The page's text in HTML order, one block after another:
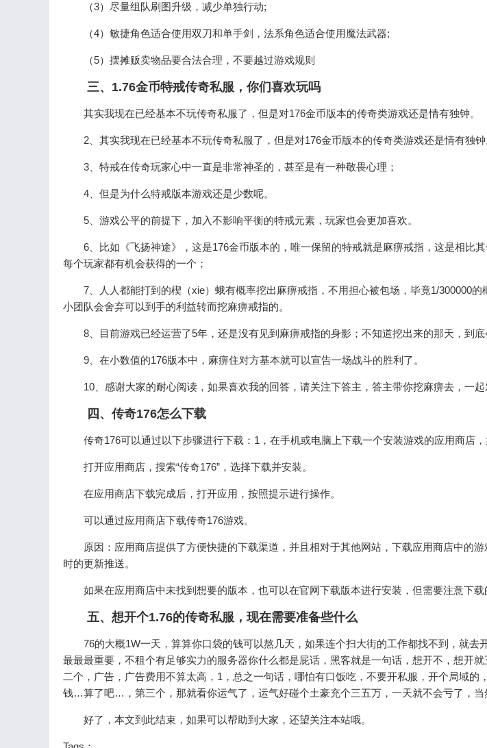
（3）尽量组队刷图升级，减少单独行动;
（4）敏捷角色适合使用双刀和单手剑，法系角色适合使用魔法武器;
（5）摆摊贩卖物品要合法合理，不要越过游戏规则
三、1.76金币特戒传奇私服，你们喜欢玩吗
其实我现在已经基本不玩传奇私服了，但是对176金币版本的传奇类游戏还是情有独钟。
2、其实我现在已经基本不玩传奇私服了，但是对176金币版本的传奇类游戏还是情有独钟
3、特戒在传奇玩家心中一直是非常神圣的，甚至是有一种敬畏心理；
4、但是为什么特戒版本游戏还是少数呢。
5、游戏公平的前提下，加入不影响平衡的特戒元素，玩家也会更加喜欢。
6、比如《飞扬神途》，这是176金币版本的，唯一保留的特戒就是麻痹戒指，这是相比
每个玩家都有机会获得的一个；
7、人人都能打到的楔（xie）蛾有概率挖出麻痹戒指，不用担心被包场，毕竟1/300000
小团队会舍弃可以到手的利益转而挖麻痹戒指的。
8、目前游戏已经运营了5年，还是没有见到麻痹戒指的身影；不知道挖出来的那天，到底
9、在小数值的176版本中，麻痹住对方基本就可以宣告一场战斗的胜利了。
10、感谢大家的耐心阅读，如果喜欢我的回答，请关注下答主，答主带你挖麻痹去，一起
四、传奇176怎么下载
传奇176可以通过以下步骤进行下载：1，在手机或电脑上下载一个安装游戏的应用商店，
打开应用商店，搜索“传奇176”，选择下载并安装。
在应用商店下载完成后，打开应用，按照提示进行操作。
可以通过应用商店下载传奇176游戏。
原因：应用商店提供了方便快捷的下载渠道，并且相对于其他网站，下载应用商店中的
时的更新推送。
如果在应用商店中未找到想要的版本，也可以在官网下载版本进行安装，但需要注意下载
五、想开个1.76的传奇私服，现在需要准备些什么
76的大概1W一天，算算你口袋的钱可以熬几天，如果连个扫大街的工作都找不到，就去
最最最重要，不租个有足够实力的服务器你什么都是屁话，黑客就是一句话，想开不，想开
二个，广告，广告费用不算太高，1，总之一句话，哪怕有口饭吃，不要开私服，开个局域的
钱…算了吧…，第三个，那就看你运气了，运气好碰个土豪充个三五万，一天就不会亏了，当
好了，本文到此结束，如果可以帮助到大家，还望关注本站哦。